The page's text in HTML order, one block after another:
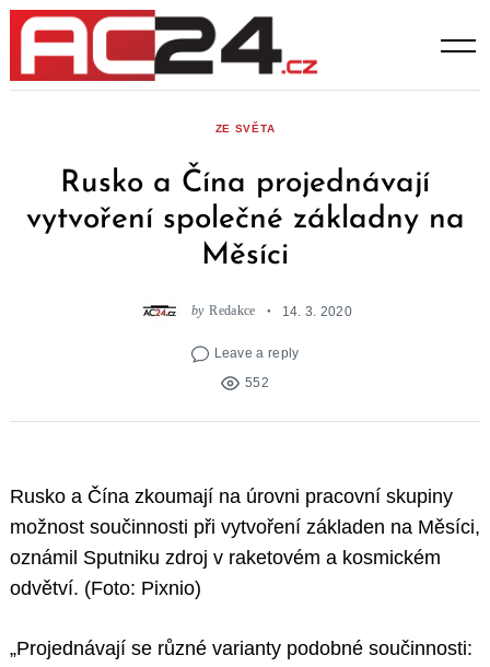
Skip
content
ZE SVĚTA
Rusko a Čína projednávají
vytvoření společné základny na
Měsíci
by Redakce 14. 3. 2020
Leave a reply
552
Rusko a Čína zkoumají na úrovni pracovní skupiny
možnost součinnosti při vytvoření základen na Měsíci,
oznámil Sputniku zdroj v raketovém a kosmickém
odvětví. (Foto: Pixnio)
„Projednávají se různé varianty podobné součinnosti: